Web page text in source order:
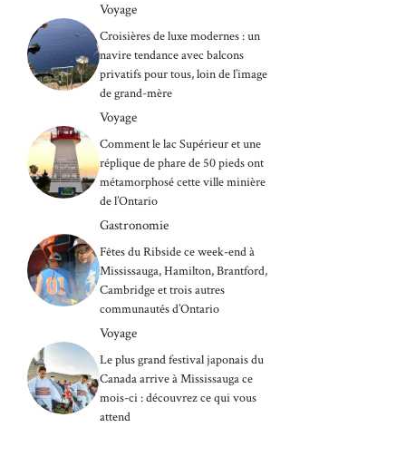
Voyage
Croisières de luxe modernes : un
navire tendance avec balcons
privatifs pour tous, loin de l’image
de grand-mère
Voyage
Comment le lac Supérieur et une
réplique de phare de 50 pieds ont
métamorphosé cette ville minière
de l’Ontario
Gastronomie
Fêtes du Ribside ce week-end à
Mississauga, Hamilton, Brantford,
Cambridge et trois autres
communautés d’Ontario
Voyage
Le plus grand festival japonais du
Canada arrive à Mississauga ce
mois-ci : découvrez ce qui vous
attend